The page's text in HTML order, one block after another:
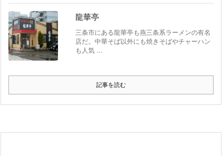
龍華亭
三条市にある龍華亭も燕三条系ラーメンの有名
店だ。中華そば以外にも焼きそばやチャーハン
も人気 ...
記事を読む